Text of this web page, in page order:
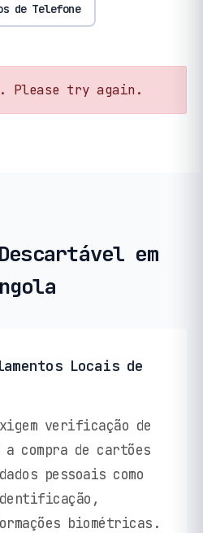
de Telefone
Please try again.
em
Locais de
verificação de
compra de cartões
pessoais como
biométricas.